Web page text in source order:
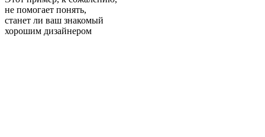
не помогает понять,
станет ли ваш знакомый
хорошим дизайнером